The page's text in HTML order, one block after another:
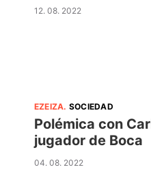
12. 08. 2022
EZEIZA. SOCIEDAD
Polémica con
jugador de Boca
04. 08. 2022